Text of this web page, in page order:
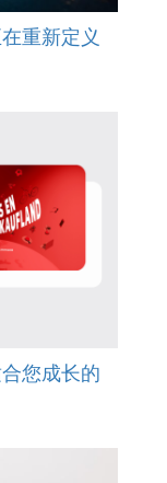
重新定义
您成长的